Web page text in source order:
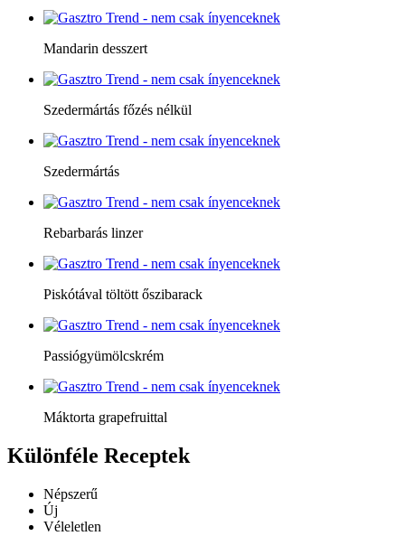
Mandarin desszert
Szedermártás főzés nélkül
Szedermártás
Rebarbarás linzer
Piskótával töltött őszibarack
Passiógyümölcskrém
Máktorta grapefruittal
Különféle Receptek
Népszerű
Új
Véleletlen